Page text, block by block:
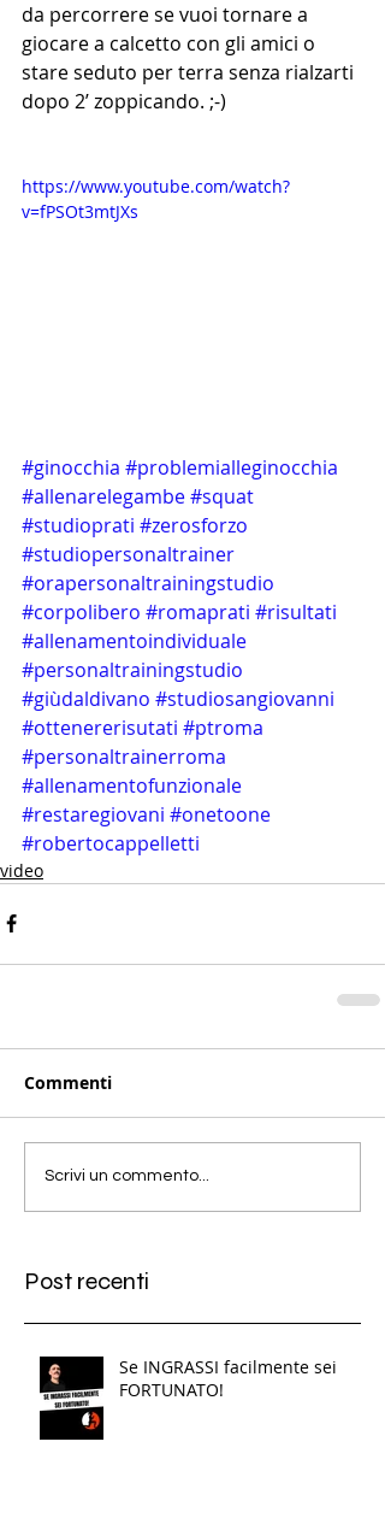
da percorrere se vuoi tornare a
giocare a calcetto con gli amici o
stare seduto per terra senza rialzarti
dopo 2’ zoppicando. ;-)
https://www.youtube.com/watch?
v=fPSOt3mtJXs
#ginocchia #problemialleginocchia
#allenarelegambe#squat
#studioprati #zerosforzo
#studiopersonaltrainer
#orapersonaltrainingstudio
#corpolibero #romaprati #risultati
#allenamentoindividuale
#personaltrainingstudio
#giùdaldivano #studiosangiovanni
#ottenererisutati #ptroma
#personaltrainerroma
#allenamentofunzionale
#restaregiovani #onetoone
#robertocappelletti
video
Commenti
Scrivi un commento...
Post recenti
Se INGRASSI facilmente sei
FORTUNATO!